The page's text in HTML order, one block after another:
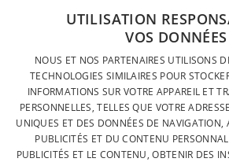
CONTACTEZ-NOUS
PROTECTION DES DONNÉES
CONDITIONS GÉNÉRALES DE VENTE
SITEMAP
UTILISATION
VOS DONNÉES
NOUS ET NOS PARTENAIRES UTILISONS
TECHNOLOGIES SIMILAIRES POUR
INFORMATIONS SUR VOTRE APPAREIL ET
PERSONNELLES, TELLES QUE VOTRE
UNIQUES ET DES DONNÉES DE NAVIGATION,
PUBLICITÉS ET DU CONTENU
PUBLICITÉS ET LE CONTENU, OBTENIR DES